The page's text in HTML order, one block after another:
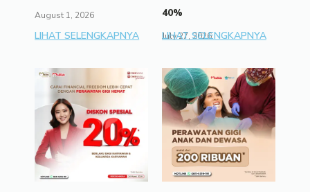
August 1, 2026
LIHAT SELENGKAPNYA
40%
July 27, 2026
LIHAT SELENGKAPNYA